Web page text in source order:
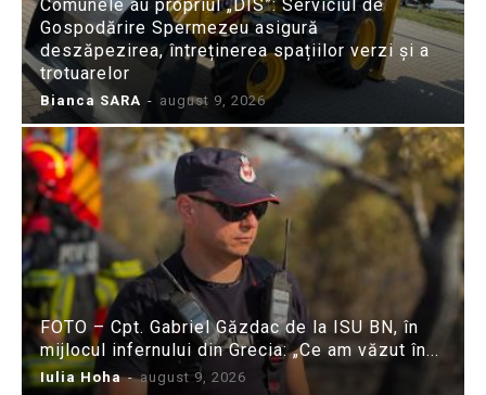
Comunele au propriul „DIS”: Serviciul de
Gospodărire Spermezeu asigură
deszăpezirea, întreținerea spațiilor verzi și a
trotuarelor
Bianca SARA - august 9, 2026
FOTO – Cpt. Gabriel Găzdac de la ISU BN, în
mijlocul infernului din Grecia: „Ce am văzut în...
Iulia Hoha - august 9, 2026